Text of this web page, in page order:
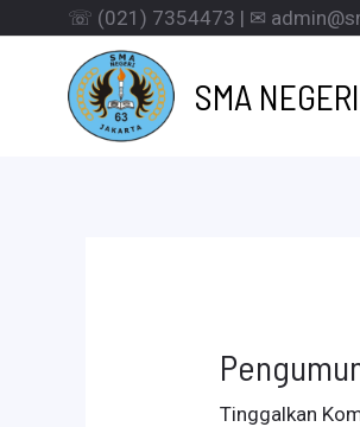
☏ (021) 7354473 | ✉
SMA
Tinggalkan